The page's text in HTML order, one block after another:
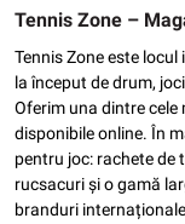
Tennis Zone –
Tennis Zone este
la început de drum,
Oferim una dintre cele
disponibile online. În
pentru joc: rachete de
rucsacuri și o gamă
branduri